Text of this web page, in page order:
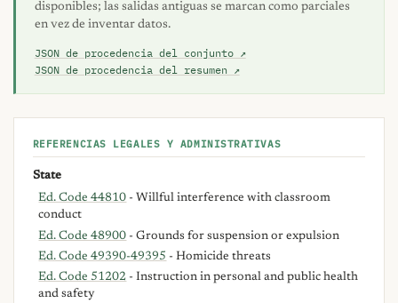
disponibles; las salidas antiguas se marcan como parciales
en vez de inventar datos.
JSON de procedencia del conjunto ↗
JSON de procedencia del resumen ↗
REFERENCIAS LEGALES Y ADMINISTRATIVAS
State
Ed. Code 44810 - Willful interference with classroom
conduct
Ed. Code 48900 - Grounds for suspension or expulsion
Ed. Code 49390-49395 - Homicide threats
Ed. Code 51202 - Instruction in personal and public health
and safety